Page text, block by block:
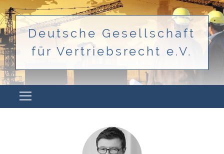
Deutsche Gesellschaft
für Vertriebsrecht e.V.